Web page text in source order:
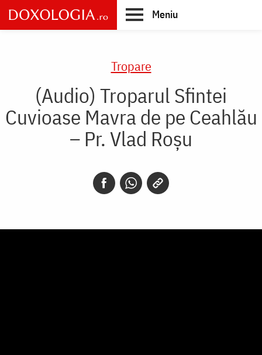
Skip
to
main
Meniu
Tropare
(Audio) Troparul Sfintei
Cuvioase Mavra de pe Ceahlău
– Pr. Vlad Roșu